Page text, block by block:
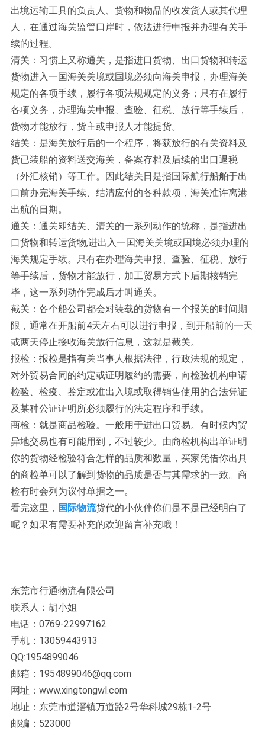
出境运输工具的负责人、货物和物品的收发货人或其代理
人，在通过海关监管口岸时，依法进行申报并办理有关手
续的过程。
清关：习惯上又称通关，是指进口货物、出口货物和转运
货物进入一国海关关境或国境必须向海关申报，办理海关
规定的各项手续，履行各项法规规定的义务；只有在履行
各项义务，办理海关申报、查验、征税、放行等手续后，
货物才能放行，货主或申报人才能提货。
结关：是海关放行后的一个程序，将获放行的有关资料及
货已装船的资料送交海关，备案存档及后续的出口退税
（外汇核销）等工作。因此结关日是指国际航行船舶于出
口前办完海关手续、结清应付的各种款项，海关准许离港
出航的日期。
通关：通关即结关、清关的一系列动作的统称，是指进出
口货物和转运货物,进出入一国海关关境或国境必须办理的
海关规定手续。只有在办理海关申报、查验、征税、放行
等手续后，货物才能放行，加工贸易方式下后期核销完
毕，这一系列动作完成后才叫通关。
截关：各个船公司都会对装载的货物有一个报关的时间期
限，通常在开船前4天左右可以进行申报，到开船前的一天
或两天停止接收海关放行信息，这就是截关。
报检：报检是指有关当事人根据法律，行政法规的规定，
对外贸易合同的约定或证明履约的需要，向检验机构申请
检验、检疫、鉴定或准出入境或取得销售使用的合法凭证
及某种公证证明所必须履行的法定程序和手续。
商检：就是商品检验。一般用于进出口贸易。有时候内贸
异地交易也有可能用到，不过较少。由商检机构出单证明
你的货物经检验符合怎样的品质和数量，买家凭借你出具
的商检单可以了解到货物的品质是否与其需求的一致。商
检有时会列为议付单据之一。
看完这里， 国际物流货代的小伙伴你们是不是已经明白了
呢？如果有需要补充的欢迎留言补充哦！
东莞市行通物流有限公司
联系人：胡小姐
电话：0769-22997162
手机：13059443913
QQ:1954899046
邮箱：1954899046@qq.com
网址：www.xingtongwl.com
地址：东莞市道滘镇万道路2号华科城29栋1-2号
邮编：523000